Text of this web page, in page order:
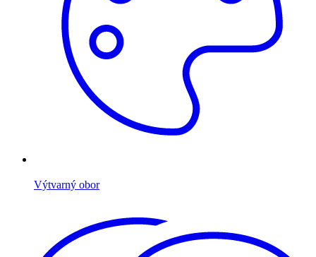
Výtvarný obor